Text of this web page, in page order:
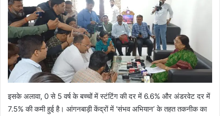
इसके अलावा, 0 से 5 वर्ष के बच्चों में स्टंटिंग की दर में 6.6% और अंडरवेट दर में
7.5% की कमी हुई है। आंगनबाड़ी केंद्रों में ‘संभव अभियान’ के तहत तकनीक का